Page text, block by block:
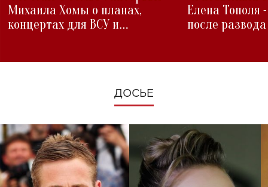
Михаила Хомы о планах,
концертах для ВСУ и
Елена Тополя
после развода
ДОСЬЕ